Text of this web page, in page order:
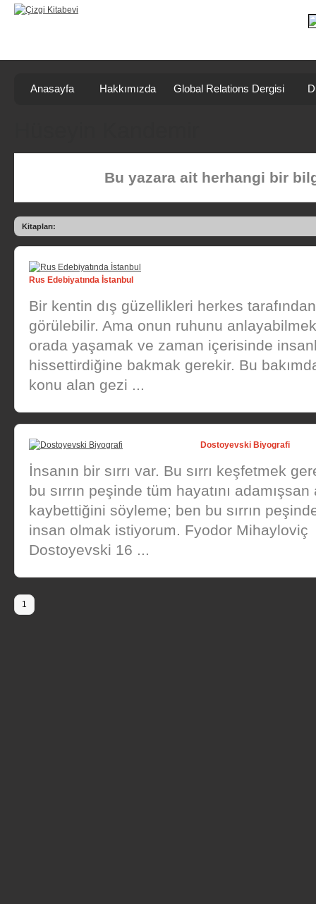
Anasayfa Hakkımızda Global Relations Dergisi
Bu yazara ait herhangi bir
Kitapları:
Rus Edebiyatında İstanbul
Bir kentin dış güzellikleri herkes
görülebilir. Ama onun ruhunu
orada yaşamak ve zaman içerisinde
hissettirdiğine bakmak gerekir. Bu
konu alan gezi ...
Dostoyevski Biyografi
İnsanın bir sırrı var. Bu sırrı keşfetmek
bu sırrın peşinde tüm hayatını
kaybettiğini söyleme; ben bu sırrın
insan olmak istiyorum. Fyodor Mihayloviç
Dostoyevski 16 ...
1